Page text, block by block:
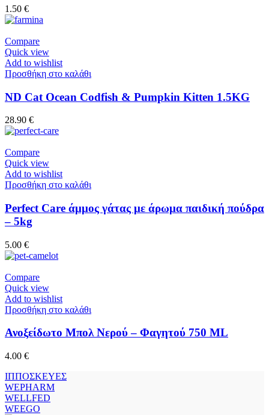
1.50 €
Compare
Quick view
Add to wishlist
Προσθήκη στο καλάθι
ND Cat Ocean Codfish & Pumpkin Kitten 1.5KG
28.90 €
Compare
Quick view
Add to wishlist
Προσθήκη στο καλάθι
Perfect Care άμμος γάτας με άρωμα παιδική πούδρα
– 5kg
5.00 €
Compare
Quick view
Add to wishlist
Προσθήκη στο καλάθι
Ανοξείδωτο Μπολ Νερού – Φαγητού 750 ML
4.00 €
ΙΠΠΟΣΚΕΥΕΣ
WEPHARM
WELLFED
WEEGO